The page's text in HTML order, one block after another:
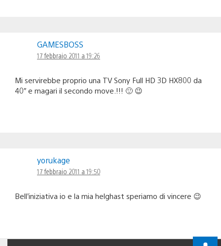
GAMESBOSS
17 febbraio 2011 a 19:26
Mi servirebbe proprio una TV Sony Full HD 3D HX800 da
40″ e magari il secondo move.!!! 🙂 😉
yorukage
17 febbraio 2011 a 19:50
Bell’iniziativa io e la mia helghast speriamo di vincere 😉